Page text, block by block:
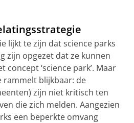
lijkt te zijn dat science parks
zijn opgezet dat ze kunnen
‘science park’. Maar
rammelt blijkbaar: de
zijn niet kritisch ten
die zich melden. Aangezien
een beperkte omvang